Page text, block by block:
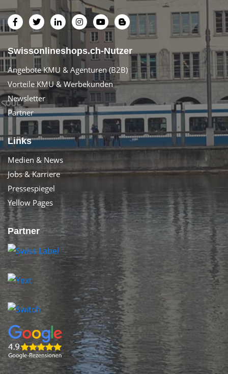
Swissonlineshops.ch-Nutzer
Angebote KMU & Agenturen (B2B)
Vorteile KMU & Werbekunden
Newsletter
Partner
Links
Medien & News
Jobs & Karriere
Pressespiegel
Yellow Pages
Partner